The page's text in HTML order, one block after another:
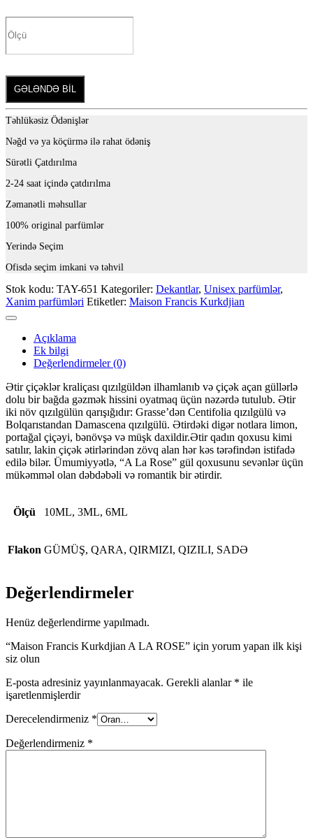
GƏLƏNDƏ BİL
Təhlükəsiz Ödənişlər
Nəğd və ya köçürmə ilə rahat ödəniş
Sürətli Çatdırılma
2-24 saat içində çatdırılma
Zəmanətli məhsullar
100% original parfümlər
Yerində Seçim
Ofisdə seçim imkani və təhvil
Stok kodu: TAY-651 Kategoriler: Dekantlar, Unisex parfümlər,
Xanim parfümləri Etiketler: Maison Francis Kurkdjian
Açıklama
Ek bilgi
Değerlendirmeler (0)
Ətir çiçəklər kraliçası qızılgüldən ilhamlanıb və çiçək açan güllərlə
dolu bir bağda gəzmək hissini oyatmaq üçün nəzərdə tutulub. Ətir
iki növ qızılgülün qarışığıdır: Grasse’dən Centifolia qızılgülü və
Bolqarıstandan Damascena qızılgülü. Ətirdəki digər notlara limon,
portağal çiçəyi, bənövşə və müşk daxildir.Ətir qadın qoxusu kimi
satılır, lakin çiçək ətirlərindən zövq alan hər kəs tərəfindən istifadə
edilə bilər. Ümumiyyətlə, “A La Rose” gül qoxusunu sevənlər üçün
mükəmməl olan dəbdəbəli və romantik bir ətirdir.
Ölçü 10ML, 3ML, 6ML
Flakon GÜMÜŞ, QARA, QIRMIZI, QIZILI, SADƏ
Değerlendirmeler
Henüz değerlendirme yapılmadı.
“Maison Francis Kurkdjian A LA ROSE” için yorum yapan ilk kişi
siz olun
E-posta adresiniz yayınlanmayacak. Gerekli alanlar * ile
işaretlenmişlerdir
Derecelendirmeniz *
Değerlendirmeniz *